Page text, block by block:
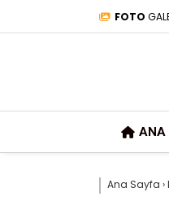
FOTO
ANA
Ana Sayfa ›